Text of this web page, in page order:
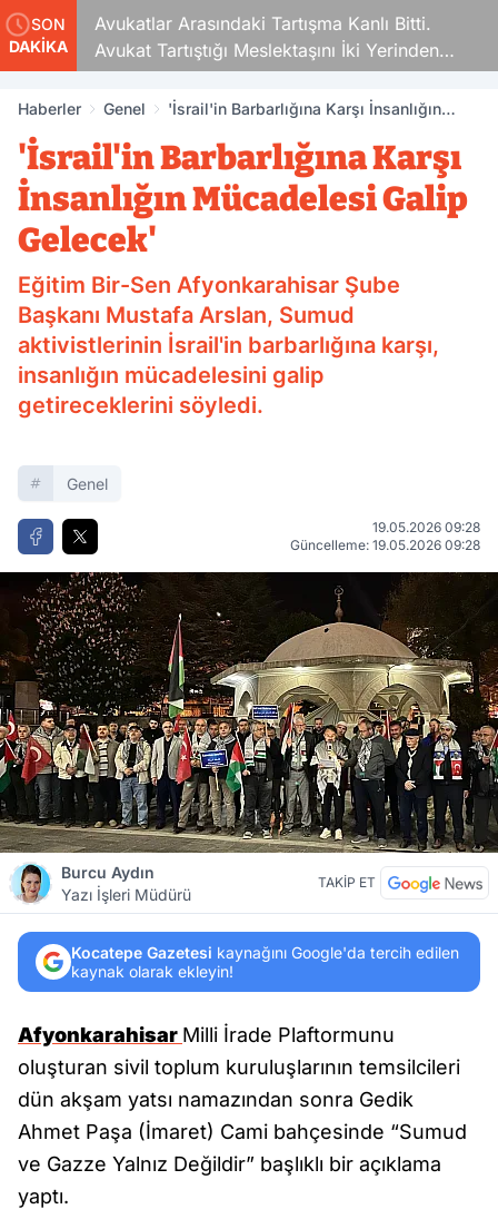
SON
DAKİKA
Avukatlar Arasındaki Tartışma Kanlı Bitti.
Avukat Tartıştığı Meslektaşını İki Yerinden
Vurdu
Haberler Genel
'İsrail'in Barbarlığına Karşı İnsanlığın
'İsrail'in Barbarlığına Karşı
İnsanlığın Mücadelesi Galip
Gelecek'
Eğitim Bir-Sen Afyonkarahisar Şube
Başkanı Mustafa Arslan, Sumud
aktivistlerinin İsrail'in barbarlığına karşı,
insanlığın mücadelesini galip
getireceklerini söyledi.
Genel
19.05.2026 09:28
Güncelleme: 19.05.2026 09:28
Burcu Aydın
Yazı İşleri Müdürü
TAKİP ET
Kocatepe Gazetesi kaynağını Google'da tercih edilen
kaynak olarak ekleyin!
Afyonkarahisar Milli İrade Plaftormunu
oluşturan sivil toplum kuruluşlarının temsilcileri
dün akşam yatsı namazından sonra Gedik
Ahmet Paşa (İmaret) Cami bahçesinde “Sumud
ve Gazze Yalnız Değildir” başlıklı bir açıklama
yaptı.